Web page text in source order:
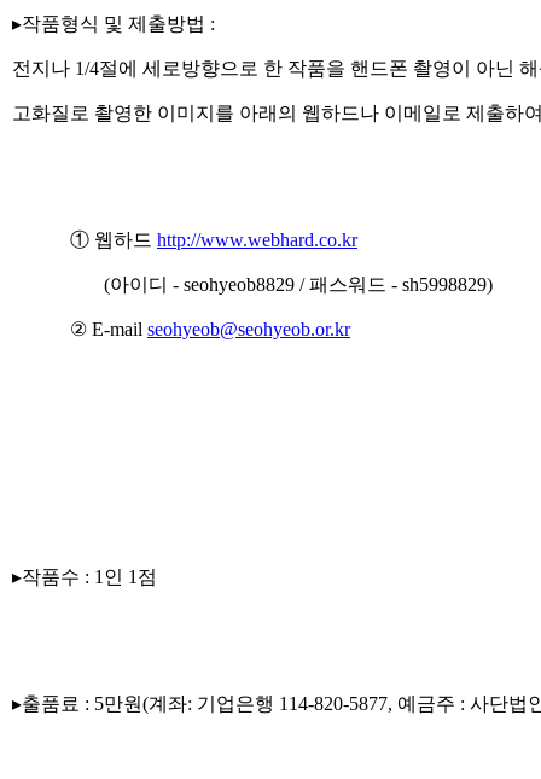
▸작품형식 및 제출방법 :
전지나 1/4절에 세로방향으로 한 작품을 핸드폰 촬영이 아닌
고화질로 촬영한 이미지를 아래의 웹하드나 이메일로 제출하
① 웹하드 http://www.webhard.co.kr
(아이디 - seohyeob8829 / 패스워드 - sh5998829)
② E-mail seohyeob@seohyeob.or.kr
▸작품수 : 1인 1점
▸출품료 : 5만원(계좌: 기업은행 114-820-5877, 예금주 : 사단법